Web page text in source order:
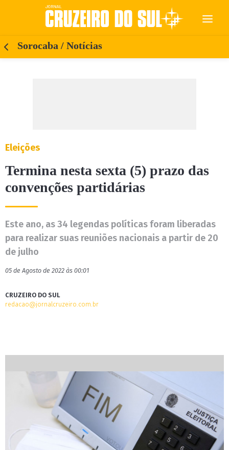
Sorocaba / Notícias
Eleições
Termina nesta sexta (5) prazo das
convenções partidárias
Este ano, as 34 legendas políticas foram liberadas
para realizar suas reuniões nacionais a partir de 20
de julho
05 de Agosto de 2022 às 00:01
CRUZEIRO DO SUL
redacao@jornalcruzeiro.com.br